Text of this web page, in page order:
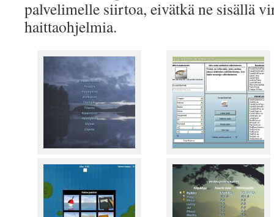
palvelimelle siirtoa, eivätkä ne sisällä
haittaohjelmia.